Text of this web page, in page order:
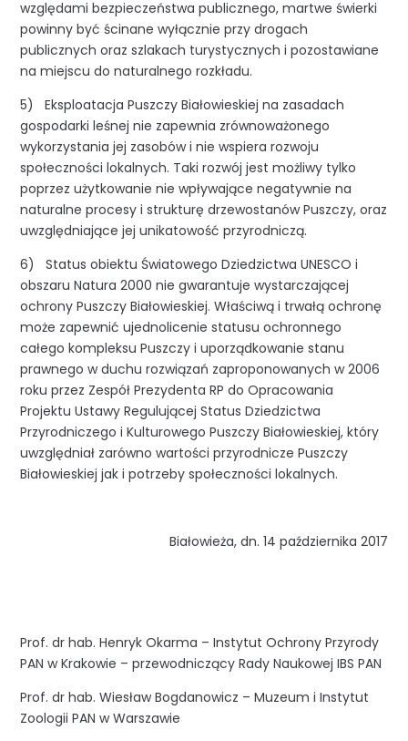
względami bezpieczeństwa publicznego, martwe świerki
powinny być ścinane wyłącznie przy drogach
publicznych oraz szlakach turystycznych i pozostawiane
na miejscu do naturalnego rozkładu.
5) Eksploatacja Puszczy Białowieskiej na zasadach
gospodarki leśnej nie zapewnia zrównoważonego
wykorzystania jej zasobów i nie wspiera rozwoju
społeczności lokalnych. Taki rozwój jest możliwy tylko
poprzez użytkowanie nie wpływające negatywnie na
naturalne procesy i strukturę drzewostanów Puszczy, oraz
uwzględniające jej unikatowość przyrodniczą.
6) Status obiektu Światowego Dziedzictwa UNESCO i
obszaru Natura 2000 nie gwarantuje wystarczającej
ochrony Puszczy Białowieskiej. Właściwą i trwałą ochronę
może zapewnić ujednolicenie statusu ochronnego
całego kompleksu Puszczy i uporządkowanie stanu
prawnego w duchu rozwiązań zaproponowanych w 2006
roku przez Zespół Prezydenta RP do Opracowania
Projektu Ustawy Regulującej Status Dziedzictwa
Przyrodniczego i Kulturowego Puszczy Białowieskiej, który
uwzględniał zarówno wartości przyrodnicze Puszczy
Białowieskiej jak i potrzeby społeczności lokalnych.
Białowieża, dn. 14 października 2017
Prof. dr hab. Henryk Okarma – Instytut Ochrony Przyrody
PAN w Krakowie – przewodniczący Rady Naukowej IBS PAN
Prof. dr hab. Wiesław Bogdanowicz – Muzeum i Instytut
Zoologii PAN w Warszawie